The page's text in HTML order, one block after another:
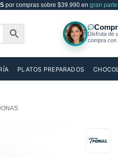
por compras sobre $39.990 en gran
PLATOS PREPARADOS